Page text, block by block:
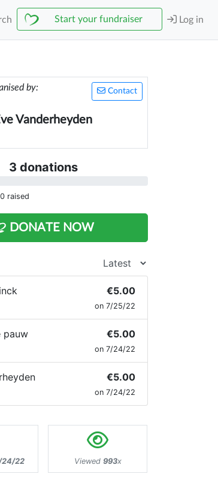
Start your fundraiser Log in
Contact
by:
Vanderheyden
3 donations
raised
DONATE NOW
€5.00
on 7/25/22
pauw €5.00
on 7/24/22
€5.00
on 7/24/22
24/22 Viewed 993x